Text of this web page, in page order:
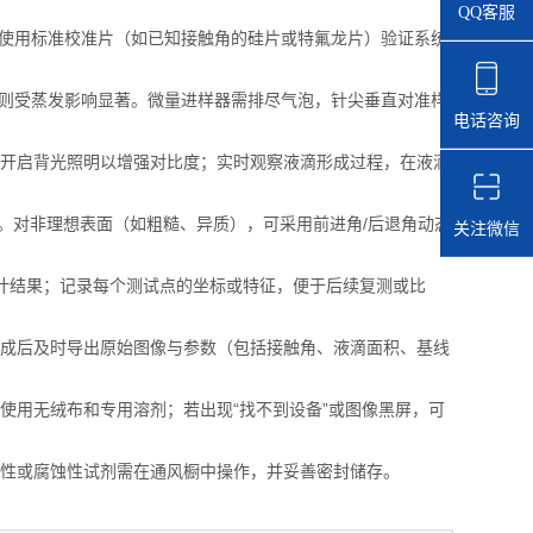
标准校准片（如已知接触角的硅片或特氟龙片）验证系统
发影响显著。微量进样器需排尽气泡，针尖垂直对准样
背光照明以增强对比度；实时观察液滴形成过程，在液滴
理想表面（如粗糙、异质），可采用前进角/后退角动态
；记录每个测试点的坐标或特征，便于后续复测或比
及时导出原始图像与参数（包括接触角、液滴面积、基线
无绒布和专用溶剂；若出现“找不到设备”或图像黑屏，可
腐蚀性试剂需在通风橱中操作，并妥善密封储存。
QQ客服
电话咨询
关注微信